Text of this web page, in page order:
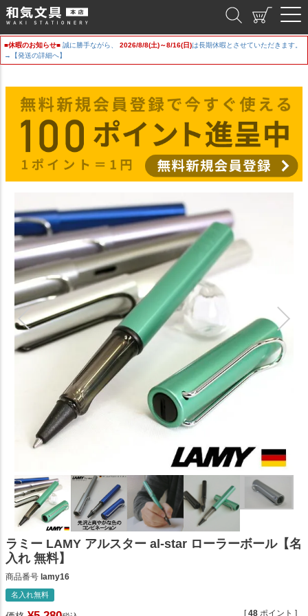
■休暇のお知らせ■ 誠に勝手ながら、 2026/8/8(土)～8/16(日)は長期休暇とさせていただきます。
→【発送の詳細へ】
ラミー LAMY アルスター al-star ローラーボール【名
入れ 無料】
商品番号 lamy16
名入れ無料
[48 ポイント ]